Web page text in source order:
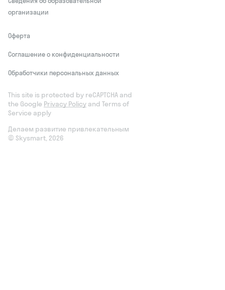
организации
Оферта
Соглашение о конфиденциальности
Обработчики персональных данных
This site is protected by reCAPTCHA and
the Google Privacy Policy and Terms of
Service apply
Делаем развитие привлекательным
© Skysmart, 2026